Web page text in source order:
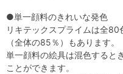
●単一顔料のきれいな発色
リキテックスプライムは全
（全体の85％）もあります。
単一顔料の絵具は混色すると
ことができます。